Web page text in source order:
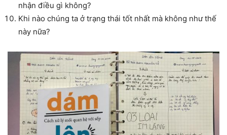
nhận điều gì không?
Khi nào chúng ta ở trạng thái tốt nhất mà không như thế
này nữa?